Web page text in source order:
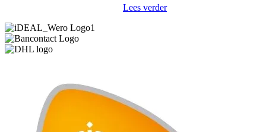
Lees verder